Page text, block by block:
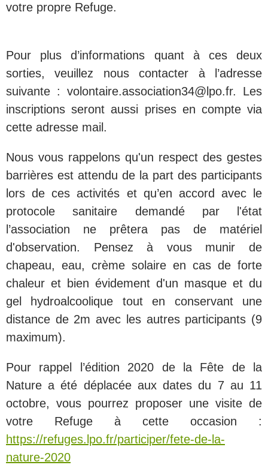
votre propre Refuge.
Pour plus d’informations quant à ces deux
sorties, veuillez nous contacter à l’adresse
suivante : volontaire.association34@lpo.fr. Les
inscriptions seront aussi prises en compte via
cette adresse mail.
Nous vous rappelons qu'un respect des gestes
barrières est attendu de la part des participants
lors de ces activités et qu’en accord avec le
protocole sanitaire demandé par l'état
l’association ne prêtera pas de matériel
d'observation. Pensez à vous munir de
chapeau, eau, crème solaire en cas de forte
chaleur et bien évidement d'un masque et du
gel hydroalcoolique tout en conservant une
distance de 2m avec les autres participants (9
maximum).
Pour rappel l’édition 2020 de la Fête de la
Nature a été déplacée aux dates du 7 au 11
octobre, vous pourrez proposer une visite de
votre Refuge à cette occasion :
https://refuges.lpo.fr/participer/fete-de-la-
nature-2020